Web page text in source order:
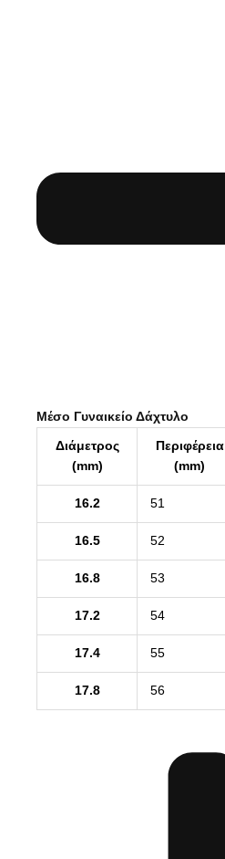
Μέσο Γυναικείο Δάχτυλο
Διάμετρος
(mm)
Περιφέρεια
(mm)
16.2 51
16.5 52
16.8 53
17.2 54
17.4 55
17.8 56